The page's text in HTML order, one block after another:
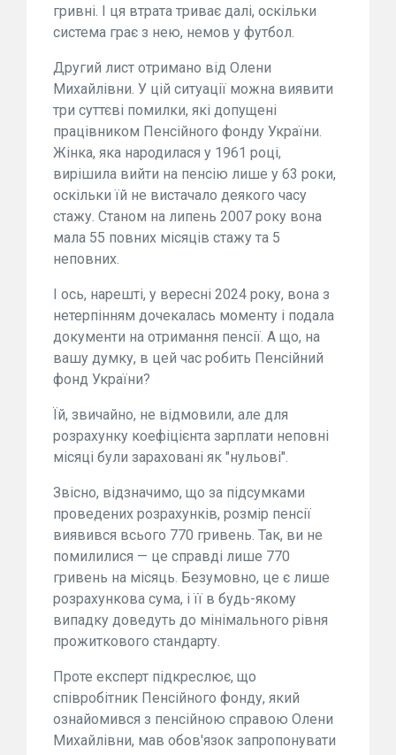
гривні. І ця втрата триває далі, оскільки
система грає з нею, немов у футбол.
Другий лист отримано від Олени
Михайлівни. У цій ситуації можна виявити
три суттєві помилки, які допущені
працівником Пенсійного фонду України.
Жінка, яка народилася у 1961 році,
вирішила вийти на пенсію лише у 63 роки,
оскільки їй не вистачало деякого часу
стажу. Станом на липень 2007 року вона
мала 55 повних місяців стажу та 5
неповних.
І ось, нарешті, у вересні 2024 року, вона з
нетерпінням дочекалась моменту і подала
документи на отримання пенсії. А що, на
вашу думку, в цей час робить Пенсійний
фонд України?
Їй, звичайно, не відмовили, але для
розрахунку коефіцієнта зарплати неповні
місяці були зараховані як "нульові".
Звісно, відзначимо, що за підсумками
проведених розрахунків, розмір пенсії
виявився всього 770 гривень. Так, ви не
помилилися — це справді лише 770
гривень на місяць. Безумовно, це є лише
розрахункова сума, і її в будь-якому
випадку доведуть до мінімального рівня
прожиткового стандарту.
Проте експерт підкреслює, що
співробітник Пенсійного фонду, який
ознайомився з пенсійною справою Олени
Михайлівни, мав обов'язок запропонувати